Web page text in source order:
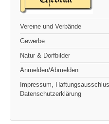
Vereine und Verbände
Gewerbe
Natur & Dorfbilder
Anmelden/Abmelden
Impressum,
Datenschutzerklärung